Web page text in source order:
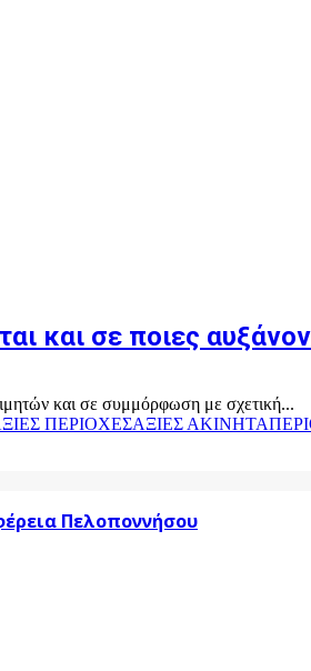
και σε ποιες
και σε συμμόρφωση με σχετική...
ΠΕΡΙΟΧΕΣΑΞΙΕΣ ΑΚΙΝΗΤΑ
Πελοποννήσου